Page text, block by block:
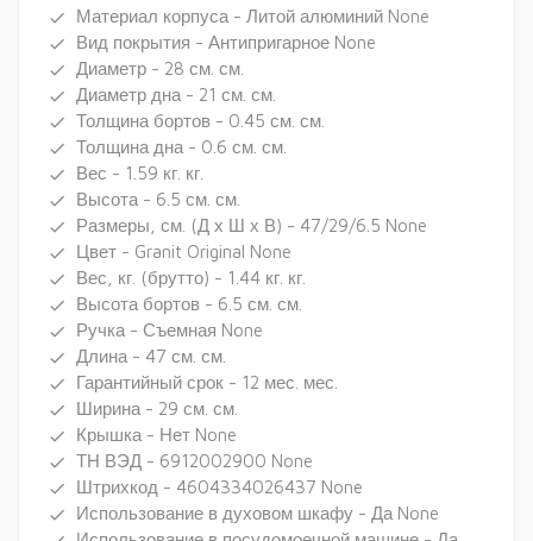
done Материал корпуса - Литой алюминий None
done Вид покрытия - Антипригарное None
done Диаметр - 28 см. см.
done Диаметр дна - 21 см. см.
done Толщина бортов - 0.45 см. см.
done Толщина дна - 0.6 см. см.
done Вес - 1.59 кг. кг.
done Высота - 6.5 см. см.
done Размеры, см. (Д х Ш х В) - 47/29/6.5 None
done Цвет - Granit Original None
done Вес, кг. (брутто) - 1.44 кг. кг.
done Высота бортов - 6.5 см. см.
done Ручка - Съемная None
done Длина - 47 см. см.
done Гарантийный срок - 12 мес. мес.
done Ширина - 29 см. см.
done Крышка - Нет None
done ТН ВЭД - 6912002900 None
done Штрихкод - 4604334026437 None
done Использование в духовом шкафу - Да None